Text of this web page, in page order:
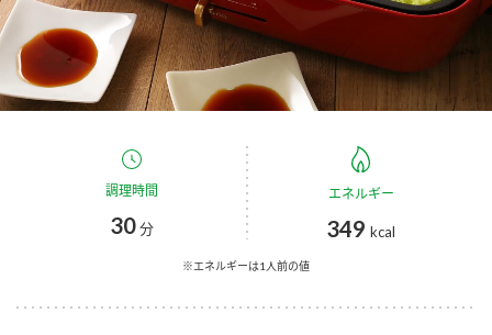
みりん風・料理酒 鍋用調味料
つゆ たれ
スープ 中華
商品ブランドサイト
Fibee（ファイビー）
くらしプラ酢
お酢ドリンク
つゆ
企業情報
国内事業概要
企業理念
ミツカンの歴史
ミツカンを知る
環境への取り組み
調理時間
30分
エネルギー
349 kcal
※エネルギーは1人前の値